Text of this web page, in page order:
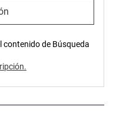
contenido de Búsqueda